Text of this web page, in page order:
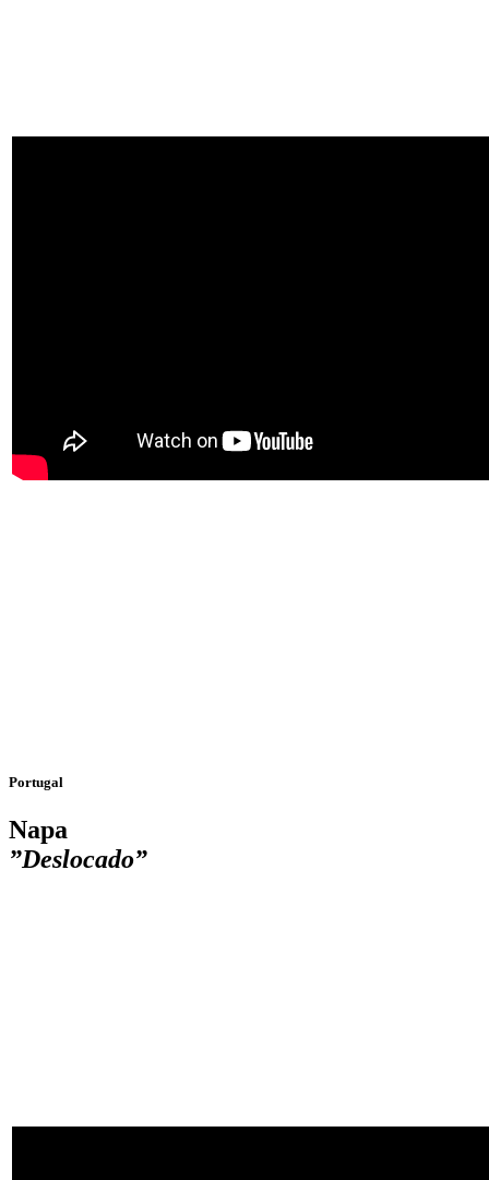
Portugal
Napa
”Deslocado”